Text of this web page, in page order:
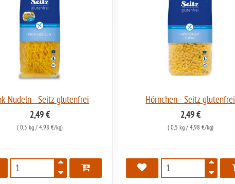
Nudeln - Seitz glutenfrei
2,49 €
(0,5 kg / 4,98 €/kg)
6075
Hörnchen - Seitz glutenfrei
2,49 €
( 0,5 kg/ 4,98 €/kg)
6754